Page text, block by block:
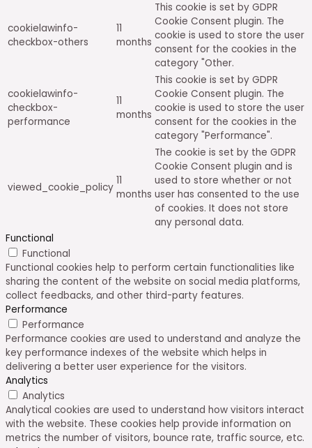
cookielawinfo-
checkbox-others
11
months
This cookie is set by GDPR
Cookie Consent plugin. The
cookie is used to store the user
consent for the cookies in the
category "Other.
cookielawinfo-
checkbox-
performance
11
months
This cookie is set by GDPR
Cookie Consent plugin. The
cookie is used to store the user
consent for the cookies in the
category "Performance".
viewed_cookie_policy
11
months
The cookie is set by the GDPR
Cookie Consent plugin and is
used to store whether or not
user has consented to the use
of cookies. It does not store
any personal data.
Functional
Functional
Functional cookies help to perform certain functionalities like
sharing the content of the website on social media platforms,
collect feedbacks, and other third-party features.
Performance
Performance
Performance cookies are used to understand and analyze the
key performance indexes of the website which helps in
delivering a better user experience for the visitors.
Analytics
Analytics
Analytical cookies are used to understand how visitors interact
with the website. These cookies help provide information on
metrics the number of visitors, bounce rate, traffic source, etc.